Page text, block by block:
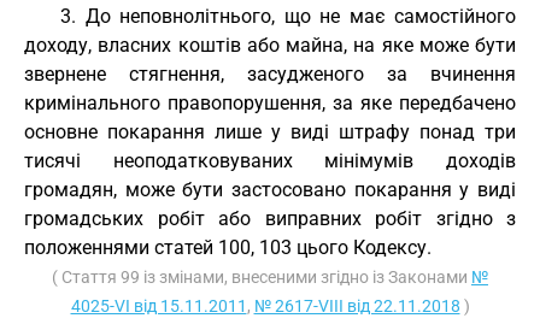
3. До неповнолітнього, що не має самостійного
доходу, власних коштів або майна, на яке може бути
звернене стягнення, засудженого за вчинення
кримінального правопорушення, за яке передбачено
основне покарання лише у виді штрафу понад три
тисячі неоподатковуваних мінімумів доходів
громадян, може бути застосовано покарання у виді
громадських робіт або виправних робіт згідно з
положеннями статей 100, 103 цього Кодексу.
( Стаття 99 із змінами, внесеними згідно із Законами №
4025-VI від 15.11.2011 , № 2617-VIII від 22.11.2018 )